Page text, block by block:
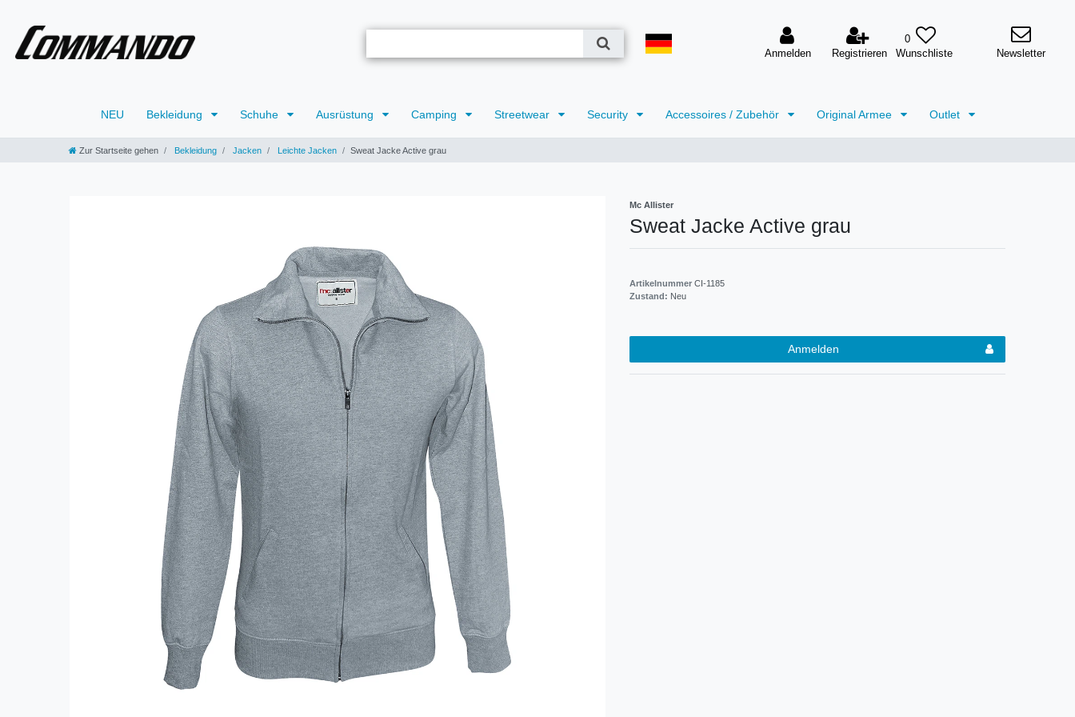
Anmelden Registrieren
0
Newsletter
NEU Bekleidung Schuhe Ausrüstung Camping Streetwear Security Accessoires / Zubehör Original Armee Outlet
Zur Startseite gehen Bekleidung Jacken Leichte Jacken Sweat Jacke Active grau
Mc Allister
Sweat Jacke Active grau
Artikelnummer CI-1185
Zustand: Neu
Anmelden